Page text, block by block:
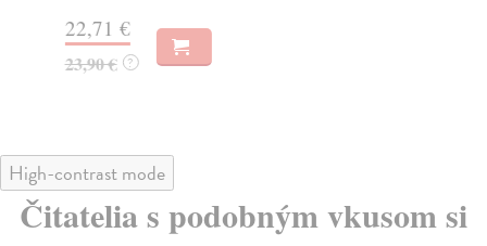
22,71 €
23,90 € ?
High-contrast mode
Čitatelia s podobným vkusom si